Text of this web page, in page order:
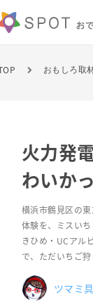
おもしろ取
火力発
わいか
横浜市鶴見区の
体験を、ミスい
きひめ・UCアル
で、ただいちご
ツマミ